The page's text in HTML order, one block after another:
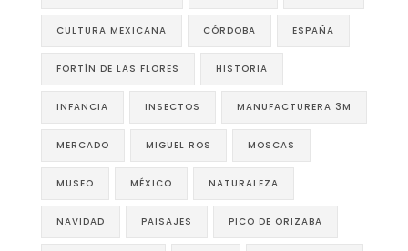
CULTURA MEXICANA CÓRDOBA ESPAÑA
FORTÍN DE LAS FLORES HISTORIA
INFANCIA INSECTOS MANUFACTURERA 3M
MERCADO MIGUEL ROS MOSCAS
MUSEO MÉXICO NATURALEZA
NAVIDAD PAISAJES PICO DE ORIZABA